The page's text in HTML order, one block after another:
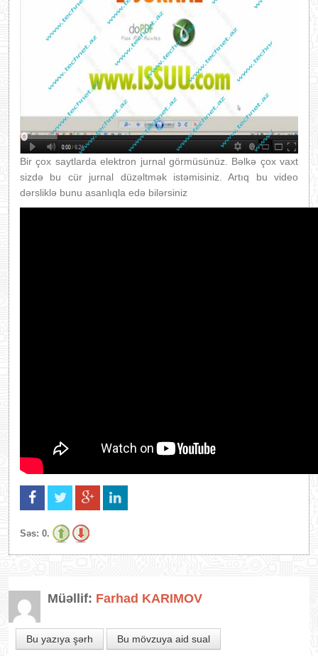
Bir çox saytlarda elektron jurnal görmüsünüz. Bəlkə çox vaxt
sizdə bu cür jurnal düzəltmək istəmisiniz. Artıq bu video
dərsliklə bunu asanlıqla edə bilərsiniz
Səs: 0.
Müəllif: Farhad KARIMOV
Bu yazıya şərh Bu mövzuya aid sual